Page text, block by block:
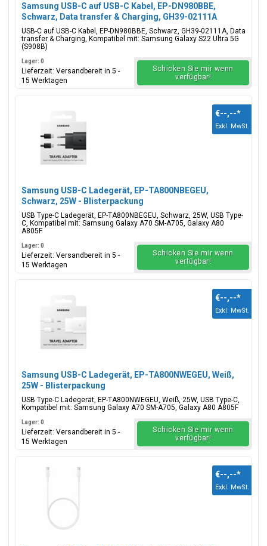
Samsung USB-C auf USB-C Kabel, EP-DN980BBE,
Schwarz, Data transfer & Charging, GH39-02111A
USB-C auf USB-C Kabel, EP-DN980BBE, Schwarz, GH39-02111A, Data
transfer & Charging, Kompatibel mit: Samsung Galaxy S22 Ultra 5G
(S908B)
Lager: 0
Lieferzeit: Versandbereit in 5 -
15 Werktagen
Schicken Sie mir wenn
verfügbar!
Samsung USB-C Ladegerät, EP-TA800NBEGEU,
Schwarz, 25W - Blisterpackung
USB Type-C Ladegerät, EP-TA800NBEGEU, Schwarz, 25W, USB Type-
C, Kompatibel mit: Samsung Galaxy A70 SM-A705, Galaxy A80
A805F
€--,--*
Exkl. MwSt.
Lager: 0
Lieferzeit: Versandbereit in 5 -
15 Werktagen
Schicken Sie mir wenn
verfügbar!
Samsung USB-C Ladegerät, EP-TA800NWEGEU, Weiß,
25W - Blisterpackung
USB Type-C Ladegerät, EP-TA800NWEGEU, Weiß, 25W, USB Type-C,
Kompatibel mit: Samsung Galaxy A70 SM-A705, Galaxy A80 A805F
€--,--*
Exkl. MwSt.
Lager: 0
Lieferzeit: Versandbereit in 5 -
15 Werktagen
Schicken Sie mir wenn
verfügbar!
€--,--*
Exkl. MwSt.